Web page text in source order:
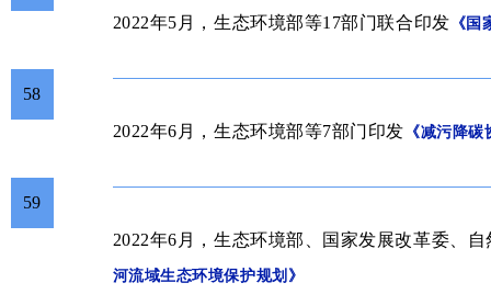
2022年5月，生态环境部等17部门联合印发 《
58
2022年6月，生态环境部等7部门印发 《减污降
59
2022年6月，生态环境部、国家发展改革委、
河流域生态环境保护规划》